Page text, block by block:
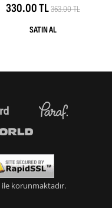
330.00 TL363.00 TL
ile korunmaktadır.